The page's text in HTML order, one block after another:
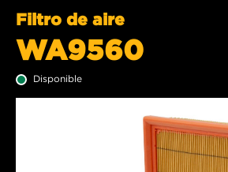
Filtro de aire
WA9560
Disponible